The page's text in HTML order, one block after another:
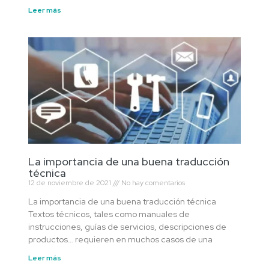
Leer más
La importancia de una buena traducción
técnica
12 de noviembre de 2021 No hay comentarios
La importancia de una buena traducción técnica
Textos técnicos, tales como manuales de
instrucciones, guías de servicios, descripciones de
productos… requieren en muchos casos de una
Leer más